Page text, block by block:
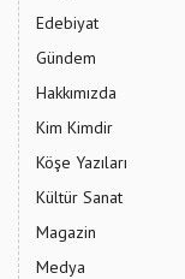
Edebiyat
Gündem
Hakkımızda
Kim Kimdir
Köşe Yazıları
Kültür Sanat
Magazin
Medya